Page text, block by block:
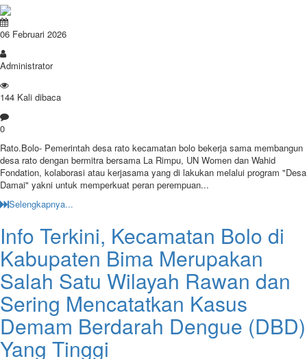
06 Februari 2026
Administrator
144 Kali dibaca
0
Rato.Bolo- Pemerintah desa rato kecamatan bolo bekerja sama membangun
desa rato dengan bermitra bersama La Rimpu, UN Women dan Wahid
Fondation, kolaborasi atau kerjasama yang di lakukan melalui program "Desa
Damai" yakni untuk memperkuat peran perempuan...
Selengkapnya...
Info Terkini, Kecamatan Bolo di
Kabupaten Bima Merupakan
Salah Satu Wilayah Rawan dan
Sering Mencatatkan Kasus
Demam Berdarah Dengue (DBD)
Yang Tinggi